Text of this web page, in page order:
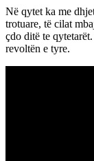
Në qytet ka me
trotuare, të cilat
çdo ditë te
revoltën e tyre.